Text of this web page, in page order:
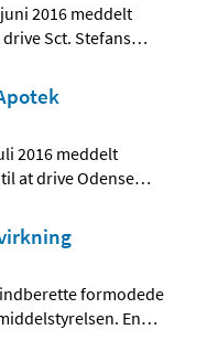
2016 meddelt
Sct. Stefans…
2016 meddelt
at drive Odense…
formodede
En…